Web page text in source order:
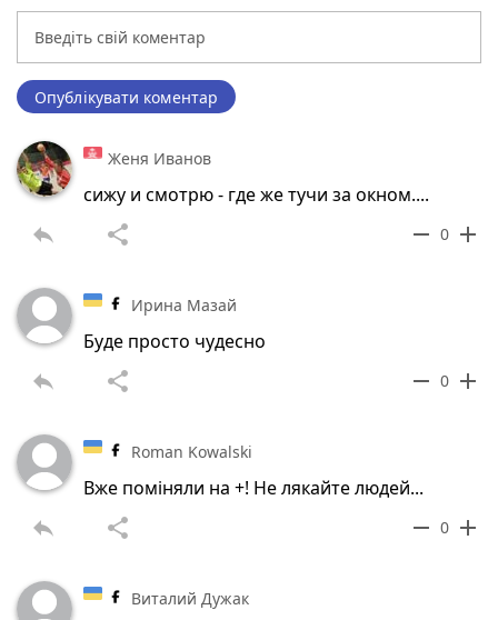
Опублікувати коментар
Женя Иванов
сижу и смотрю - где же тучи за окном....
reply share remove 0 add
Ирина Мазай
Буде просто чудесно
reply share remove 0 add
Roman Kowalski
Вже поміняли на +! Не лякайте людей...
reply share remove 0 add
Виталий Дужак